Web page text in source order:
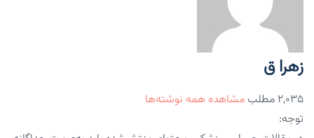
زهرا ق
۲,۰۳۵ مطلب
مشاهده همه نوشته‌ها
توجه: